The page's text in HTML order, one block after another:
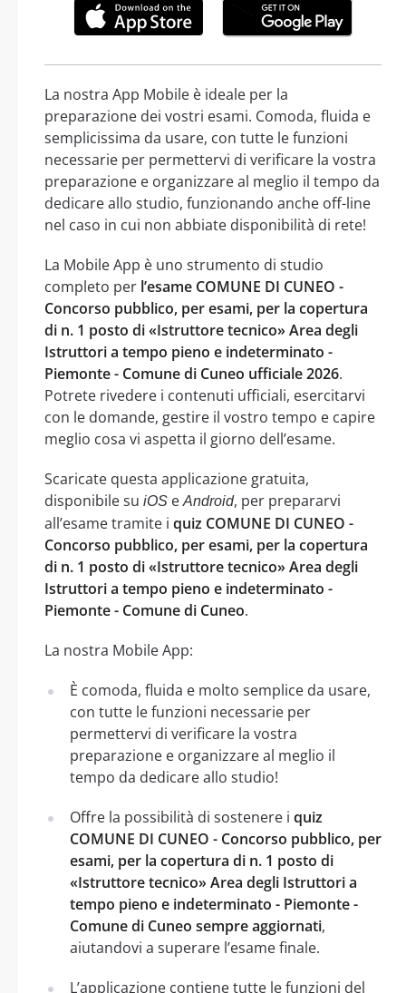
La nostra App Mobile è ideale per la
preparazione dei vostri esami. Comoda, fluida e
semplicissima da usare, con tutte le funzioni
necessarie per permettervi di verificare la vostra
preparazione e organizzare al meglio il tempo da
dedicare allo studio, funzionando anche off-line
nel caso in cui non abbiate disponibilità di rete!
La Mobile App è uno strumento di studio
completo per l’esame COMUNE DI CUNEO -
Concorso pubblico, per esami, per la copertura
di n. 1 posto di «Istruttore tecnico» Area degli
Istruttori a tempo pieno e indeterminato -
Piemonte - Comune di Cuneo ufficiale 2026.
Potrete rivedere i contenuti ufficiali, esercitarvi
con le domande, gestire il vostro tempo e capire
meglio cosa vi aspetta il giorno dell’esame.
Scaricate questa applicazione gratuita,
disponibile su iOS eAndroid, per prepararvi
all’esame tramite i quiz COMUNE DI CUNEO -
Concorso pubblico, per esami, per la copertura
di n. 1 posto di «Istruttore tecnico» Area degli
Istruttori a tempo pieno e indeterminato -
Piemonte - Comune di Cuneo.
La nostra Mobile App:
È comoda, fluida e molto semplice da usare,
con tutte le funzioni necessarie per
permettervi di verificare la vostra
preparazione e organizzare al meglio il
tempo da dedicare allo studio!
Offre la possibilità di sostenere i quiz
COMUNE DI CUNEO - Concorso pubblico, per
esami, per la copertura di n. 1 posto di
«Istruttore tecnico» Area degli Istruttori a
tempo pieno e indeterminato - Piemonte -
Comune di Cuneo sempre aggiornati,
aiutandovi a superare l’esame finale.
L’applicazione contiene tutte le funzioni del